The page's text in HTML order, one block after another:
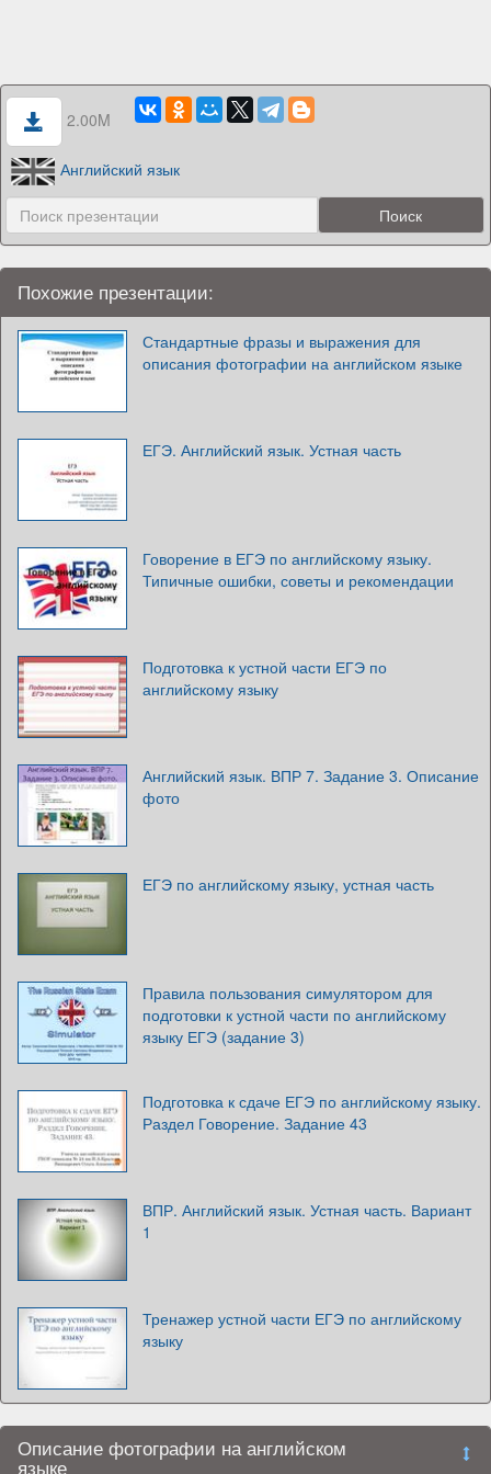
2.00M
Английский язык
Похожие презентации:
Стандартные фразы и выражения для
описания фотографии на английском языке
ЕГЭ. Английский язык. Устная часть
Говорение в ЕГЭ по английскому языку.
Типичные ошибки, советы и рекомендации
Подготовка к устной части ЕГЭ по
английскому языку
Английский язык. ВПР 7. Задание 3. Описание
фото
ЕГЭ по английскому языку, устная часть
Правила пользования симулятором для
подготовки к устной части по английскому
языку ЕГЭ (задание 3)
Подготовка к сдаче ЕГЭ по английскому языку.
Раздел Говорение. Задание 43
ВПР. Английский язык. Устная часть. Вариант
1
Тренажер устной части ЕГЭ по английскому
языку
Описание фотографии на английском
языке